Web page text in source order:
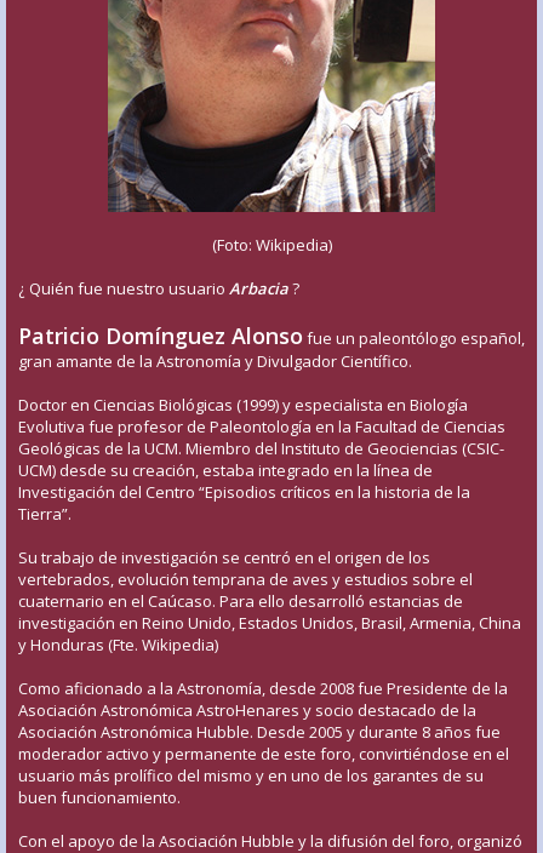
(Foto: Wikipedia)
¿ Quién fue nuestro usuario Arbacia?
Patricio Domínguez Alonso fue un paleontólogo español,
gran amante de la Astronomía y Divulgador Científico.
Doctor en Ciencias Biológicas (1999) y especialista en Biología
Evolutiva fue profesor de Paleontología en la Facultad de Ciencias
Geológicas de la UCM. Miembro del Instituto de Geociencias (CSIC-
UCM) desde su creación, estaba integrado en la línea de
Investigación del Centro “Episodios críticos en la historia de la
Tierra”.
Su trabajo de investigación se centró en el origen de los
vertebrados, evolución temprana de aves y estudios sobre el
cuaternario en el Caúcaso. Para ello desarrolló estancias de
investigación en Reino Unido, Estados Unidos, Brasil, Armenia, China
y Honduras (Fte. Wikipedia)
Como aficionado a la Astronomía, desde 2008 fue Presidente de la
Asociación Astronómica AstroHenares y socio destacado de la
Asociación Astronómica Hubble. Desde 2005 y durante 8 años fue
moderador activo y permanente de este foro, convirtiéndose en el
usuario más prolífico del mismo y en uno de los garantes de su
buen funcionamiento.
Con el apoyo de la Asociación Hubble y la difusión del foro, organizó